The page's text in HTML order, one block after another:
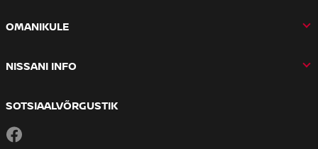
OMANIKULE
NISSANI INFO
SOTSIAALVÕRGUSTIK